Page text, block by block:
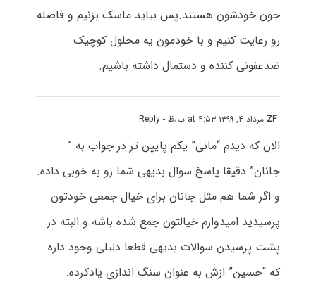
جون خودشون هستند.پس بیاید ماسک بزنیم و فاصله
رو رعایت کنیم و با خودمون یه محلول کوچیک
ضدعفونی کننده و دستمال داشته باشیم.
ZF مرداد ۴, ۱۳۹۹ at ۴:۵۳ ب٫ظ - Reply
الان که دیدم “مانی” یکم پایین تر در جواب به ”
جانان” دقیقا پاسخ سوال بدیهی شما رو به خوبی داده.
و اگر شما هم مثل جانان برای خیال جمعی خودتون
پرسیدید امیدوارم خیالتون جمع شده باشه.و البته در
پشت پرسیدن سوالات بدیهی قطعا دلیلی وجود داره
که “حسین” ازش به عنوان سنگ اندازی یادکرده.